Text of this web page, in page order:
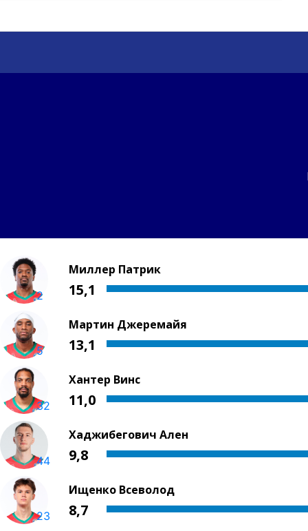
2
Миллер Патрик
15,1
5
Мартин Джеремайя
13,1
32
Хантер Винс
11,0
44
Хаджибегович Ален
9,8
23
Ищенко Всеволод
8,7